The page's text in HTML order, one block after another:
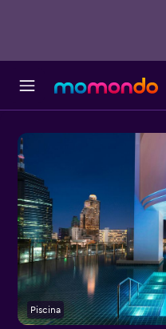
Piscina